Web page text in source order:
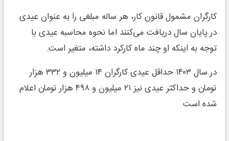
کارگران مشمول قانون کار، هر ساله مبلغی را به عنوان عیدی
در پایان سال دریافت می‌کنند اما نحوه محاسبه عیدی با
توجه به اینکه او چند ماه کارکرد داشته، متغیر است.
در سال ۱۴۰۳ حداقل عیدی کارگران ۱۴ میلیون و ۳۳۲ هزار
تومان و حداکثر عیدی نیز ۲۱ میلیون و ۴۹۸ هزار تومان اعلام
شده است